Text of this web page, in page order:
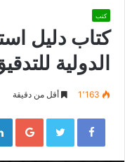
كتب
كتاب دليل
الدولية
1٬163 أقل من دقيقة
Facebook
Twitter